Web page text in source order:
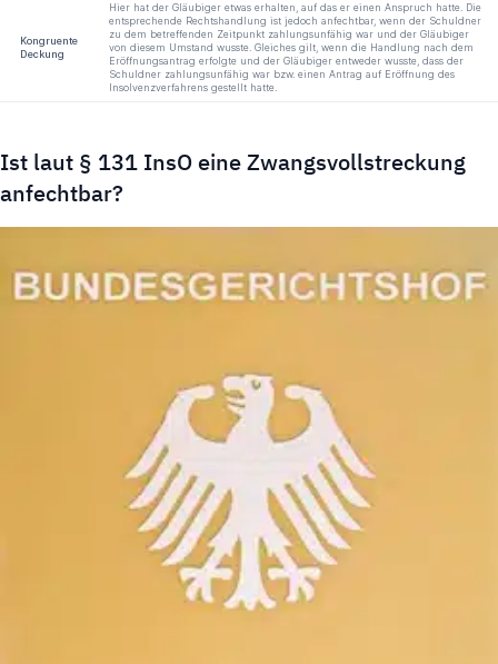
Kongruente
Deckung
Hier hat der Gläubiger etwas erhalten, auf das er einen Anspruch hatte. Die
entsprechende Rechtshandlung ist jedoch anfechtbar, wenn der Schuldner
zu dem betreffenden Zeitpunkt zahlungsunfähig war und der Gläubiger
von diesem Umstand wusste. Gleiches gilt, wenn die Handlung nach dem
Eröffnungsantrag erfolgte und der Gläubiger entweder wusste, dass der
Schuldner zahlungsunfähig war bzw. einen Antrag auf Eröffnung des
Insolvenzverfahrens gestellt hatte.
Ist laut § 131 InsO eine Zwangsvollstreckung
anfechtbar?